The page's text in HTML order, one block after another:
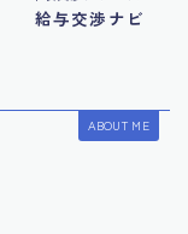
給与交渉ナビ
ABOUT ME